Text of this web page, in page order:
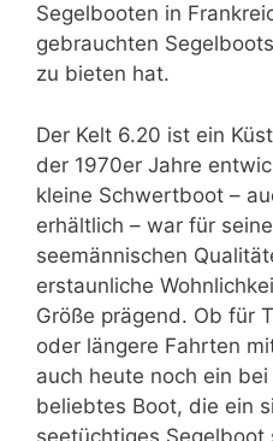
Segelbooten in
gebrauchten
zu bieten hat.
Der Kelt 6.20 ist ein
der 1970er Jahre
kleine Schwertboot –
erhältlich – war für
seemännischen
erstaunliche
Größe prägend. Ob für
oder längere Fahrten
auch heute noch ein
beliebtes Boot, die ein
seetüchtiges Segelboot